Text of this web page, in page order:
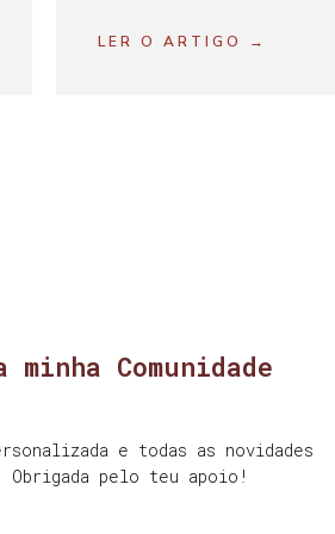
LER O ARTIGO →
Comunidade
e todas as novidades
Obrigada pelo teu apoio!